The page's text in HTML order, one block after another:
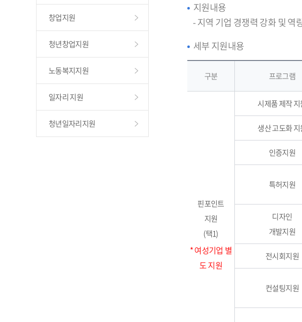
창업지원
청년창업지원
노동복지지원
일자리 지원
청년일자리지원
지원내용
- 지역 기업 경쟁력 강화 및 역
세부 지원내용
구분 프로그램
핀포인트
지원
(택1)
* 여성기업 별
도 지원
시제품 제작 지
생산 고도화 지
인증지원
특허지원
디자인
개발지원
전시회지원
컨설팅지원